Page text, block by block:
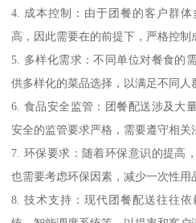
4. 成本控制：由于团餐的客户群
高，因此需要在的前提下，严格控制
5. 多样化需求：不同单位对餐食的
供多样化的菜品选择，以满足不同人
6. 食品安全监管：团餐配送涉及大
安全的监管要求严格，需要遵守相关
7. 环保要求：随着环保意识的提高
也需要考虑环保因素，减少一次性用
8. 技术支持：现代团餐配送往往